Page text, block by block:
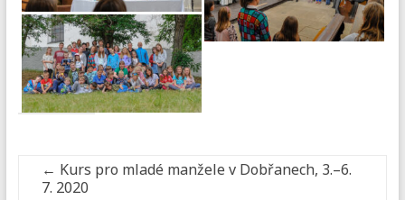
← Kurs pro mladé manžele v Dobřanech, 3.–6.
7. 2020